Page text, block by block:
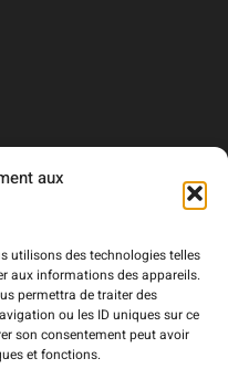
aux
utilisons des technologies telles
aux informations des appareils.
permettra de traiter des
ou les ID uniques sur ce
son consentement peut avoir
et fonctions.